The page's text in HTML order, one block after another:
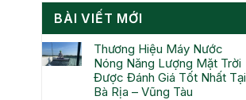
BÀI VIẾT MỚI
Thương Hiệu Máy Nước
Nóng Năng Lượng Mặt Trời
Được Đánh Giá Tốt Nhất Tại
Bà Rịa – Vũng Tàu